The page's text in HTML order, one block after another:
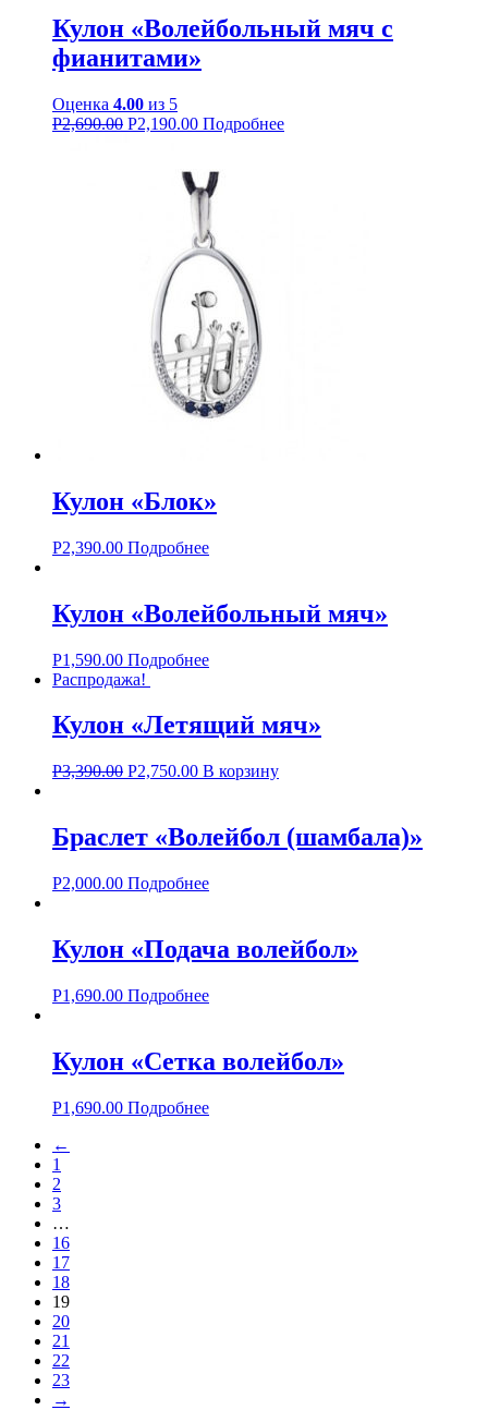
Кулон «Волейбольный мяч с
фианитами»
Оценка 4.00 из 5
Р2,690.00 Р2,190.00 Подробнее
Кулон «Блок»
Р2,390.00 Подробнее
Кулон «Волейбольный мяч»
Р1,590.00 Подробнее
Распродажа!
Кулон «Летящий мяч»
Р3,390.00 Р2,750.00 В корзину
Браслет «Волейбол (шамбала)»
Р2,000.00 Подробнее
Кулон «Подача волейбол»
Р1,690.00 Подробнее
Кулон «Сетка волейбол»
Р1,690.00 Подробнее
←
1
2
3
…
16
17
18
19
20
21
22
23
→